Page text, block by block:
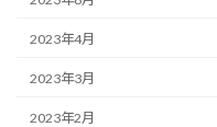
2023年4月
2023年3月
2023年2月